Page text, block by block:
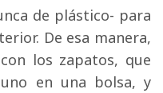
de plástico- para
De esa manera,
los zapatos, que
en una bolsa, y